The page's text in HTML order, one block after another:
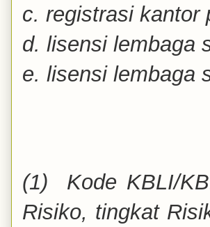
c. registrasi
d. lisensi lembaga
e. lisensi lembaga
(1) Kode KBLI/
Risiko, tingkat